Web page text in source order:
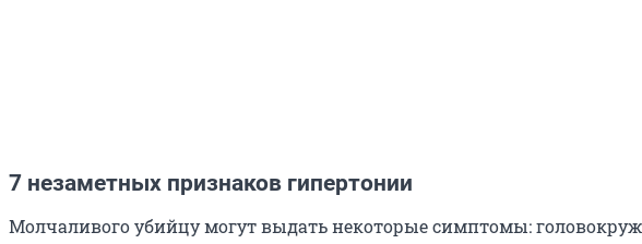
7 незаметных признаков гипертонии
Молчаливого убийцу могут выдать некоторые симптомы: